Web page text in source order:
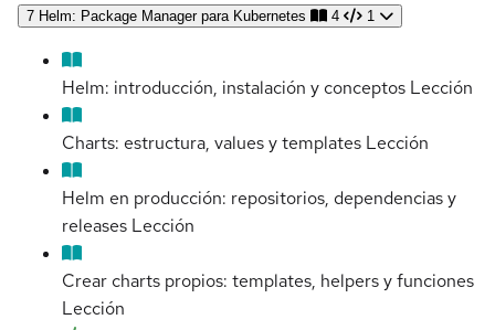
7 Helm: Package Manager para Kubernetes 4 1
Helm: introducción, instalación y conceptos Lección
Charts: estructura, values y templates Lección
Helm en producción: repositorios, dependencias y
releases Lección
Crear charts propios: templates, helpers y funciones
Lección